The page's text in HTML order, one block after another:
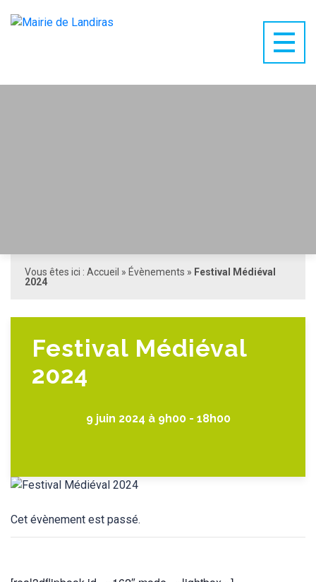
Vous êtes ici : Accueil » Évènements » Festival Médiéval
2024
Festival Médiéval
2024
9 juin 2024 à 9h00- 18h00
Cet évènement est passé.